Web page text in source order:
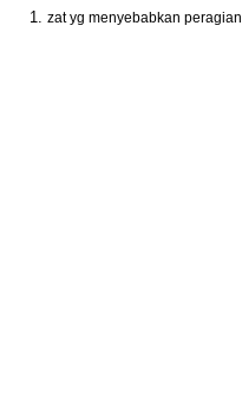
zat yg menyebabkan peragian